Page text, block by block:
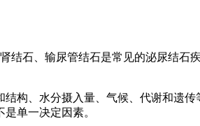
结石、输尿管结石是常见的泌尿结石
构、水分摄入量、气候、代谢和遗
单一决定因素。